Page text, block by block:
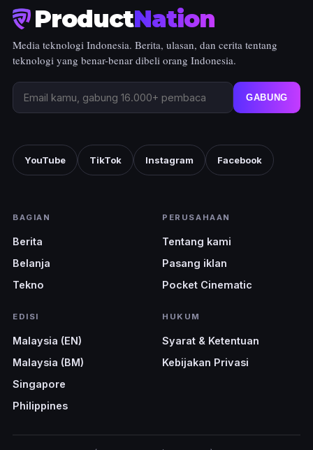
ProductNation
Media teknologi Indonesia. Berita, ulasan, dan cerita tentang
teknologi yang benar-benar dibeli orang Indonesia.
GABUNG
YouTube TikTok Instagram Facebook
BAGIAN
Berita
Belanja
Tekno
PERUSAHAAN
Tentang kami
Pasang iklan
Pocket Cinematic
EDISI
Malaysia (EN)
Malaysia (BM)
Singapore
Philippines
HUKUM
Syarat & Ketentuan
Kebijakan Privasi